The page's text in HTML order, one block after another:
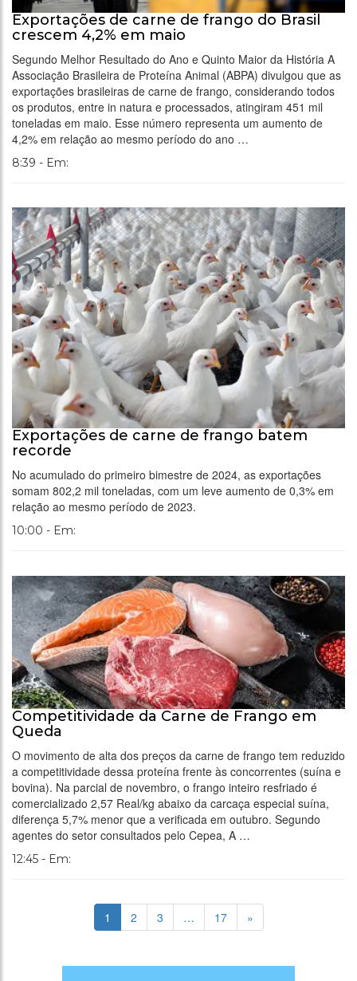
Exportações de carne de frango do Brasil
crescem 4,2% em maio
Segundo Melhor Resultado do Ano e Quinto Maior da História A
Associação Brasileira de Proteína Animal (ABPA) divulgou que as
exportações brasileiras de carne de frango, considerando todos
os produtos, entre in natura e processados, atingiram 451 mil
toneladas em maio. Esse número representa um aumento de
4,2% em relação ao mesmo período do ano …
8:39 - Em:
Exportações de carne de frango batem
recorde
No acumulado do primeiro bimestre de 2024, as exportações
somam 802,2 mil toneladas, com um leve aumento de 0,3% em
relação ao mesmo período de 2023.
10:00 - Em:
Competitividade da Carne de Frango em
Queda
O movimento de alta dos preços da carne de frango tem reduzido
a competitividade dessa proteína frente às concorrentes (suína e
bovina). Na parcial de novembro, o frango inteiro resfriado é
comercializado 2,57 Real/kg abaixo da carcaça especial suína,
diferença 5,7% menor que a verificada em outubro. Segundo
agentes do setor consultados pelo Cepea, A …
12:45 - Em:
1 2 3 … 17 »